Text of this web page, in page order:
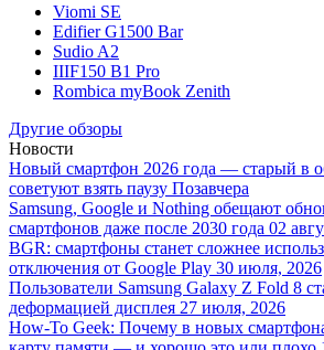
Viomi SE
Edifier G1500 Bar
Sudio A2
IIIF150 B1 Pro
Rombica myBook Zenith
Другие обзоры
Новости
Новый смартфон 2026 года — старый в
советуют взять паузу Позавчера
Samsung, Google и Nothing обещают
смартфонов даже после 2030 года 02
BGR: смартфоны станет сложнее
отключения от Google Play 30 июля, 2026
Пользователи Samsung Galaxy Z Fold 8
деформацией дисплея 27 июля, 2026
How-To Geek: Почему в новых